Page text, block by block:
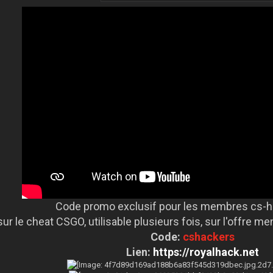
Code promo exclusif pour les membres cs-
le cheat CSGO, utilisable plusieurs fois, sur l'offre
Code: cshackers
Lien: https://royalhack.net